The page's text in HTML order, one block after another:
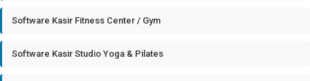
Software Kasir Fitness Center / Gym
Software Kasir Studio Yoga & Pilates